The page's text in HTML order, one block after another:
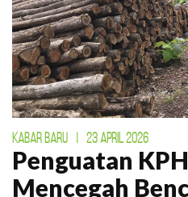
KABAR BARU | 23 APRIL 2026
Penguatan
Mencegah